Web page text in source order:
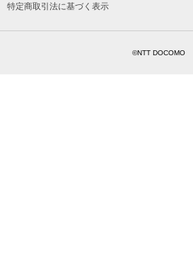
特定商取引法に基づく表示
©NTT DOCOMO